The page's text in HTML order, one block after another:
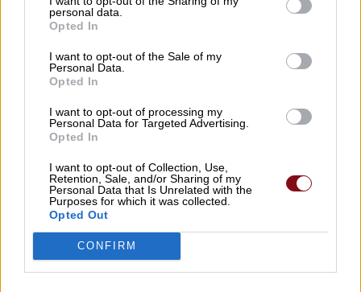
personal data.
Opted In
I want to opt-out of the Sale of my
Personal Data.
Opted In
I want to opt-out of processing my
Personal Data for Targeted Advertising.
Opted In
I want to opt-out of Collection, Use,
Retention, Sale, and/or Sharing of my
Personal Data that Is Unrelated with the
Purposes for which it was collected.
Opted Out
CONFIRM
Μ. Χαρακόπουλος: Ο ΕΛΓΑ αδυνατεί
να εντάξει σε ΚΟΕ τα βιολογικά μήλα
08/08/2026 , 19:16
Ξεκίνησε ο φωτογραφικός διαγωνισμός
08/08/2026 , 18:59
αδειοδωρόσημο Αυγούστου
08/08/2026 , 18:42